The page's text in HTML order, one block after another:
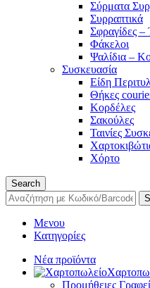
Σύρματα
Συρραπτικά
Σφραγίδες –
Φάκελοι
Ψαλίδια –
Συσκευασία
Είδη
Θήκες
Κορδέλες
Σακούλες
Ταινίες
Χόρτο
Search
Μενου
Κατηγορίες
Νέα προϊόντα
Προμήθειες